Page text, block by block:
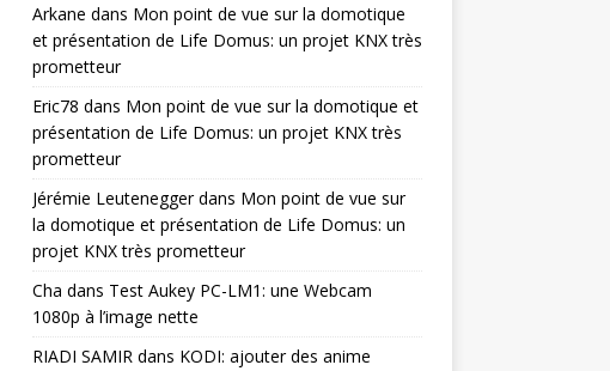
Arkane dans Mon point de vue sur la domotique
et présentation de Life Domus: un projet KNX très
prometteur
Eric78 dans Mon point de vue sur la domotique et
présentation de Life Domus: un projet KNX très
prometteur
Jérémie Leuteneggerdans Mon point de vue sur
la domotique et présentation de Life Domus: un
projet KNX très prometteur
Cha dans Test Aukey PC-LM1: une Webcam
1080p à l’image nette
RIADI SAMIR dans KODI: ajouter des anime